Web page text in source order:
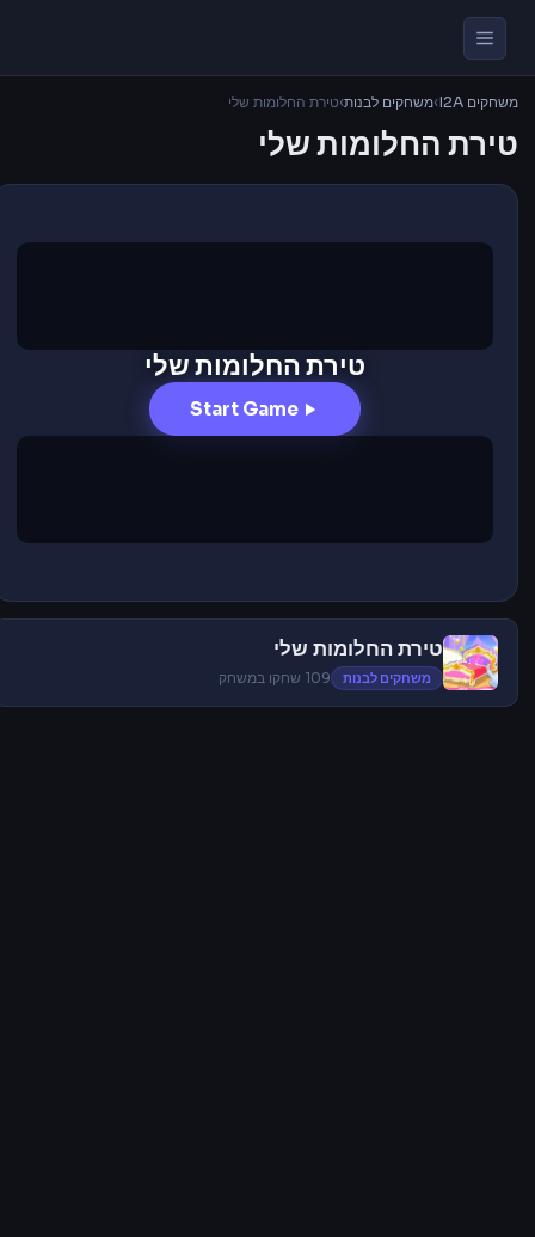
משחקים I2A ›משחקים לבנות›טירת החלומות שלי
טירת החלומות שלי
טירת החלומות שלי
Start Game
טירת החלומות שלי
משחקים לבנות 109 שחקו במשחק